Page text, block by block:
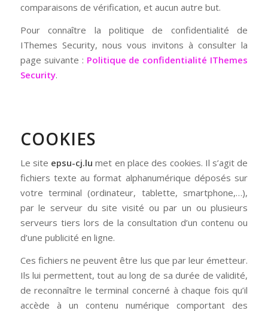
comparaisons de vérification, et aucun autre but.
Pour connaître la politique de confidentialité de
IThemes Security, nous vous invitons à consulter la
page suivante : Politique de confidentialité IThemes
Security.
COOKIES
Le site epsu-cj.lu met en place des cookies. Il s’agit de
fichiers texte au format alphanumérique déposés sur
votre terminal (ordinateur, tablette, smartphone,…),
par le serveur du site visité ou par un ou plusieurs
serveurs tiers lors de la consultation d’un contenu ou
d’une publicité en ligne.
Ces fichiers ne peuvent être lus que par leur émetteur.
Ils lui permettent, tout au long de sa durée de validité,
de reconnaître le terminal concerné à chaque fois qu’il
accède à un contenu numérique comportant des